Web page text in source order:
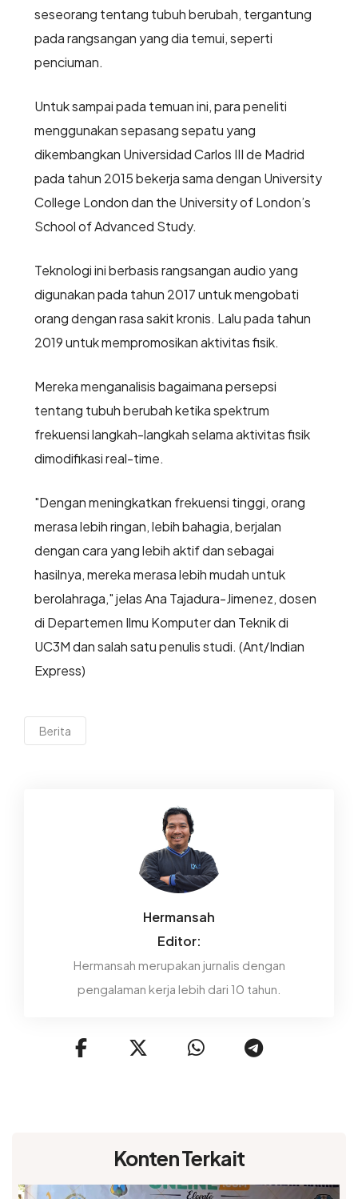
seseorang tentang tubuh berubah, tergantung
pada rangsangan yang dia temui, seperti
penciuman.
Untuk sampai pada temuan ini, para peneliti
menggunakan sepasang sepatu yang
dikembangkan Universidad Carlos III de Madrid
pada tahun 2015 bekerja sama dengan University
College London dan the University of London’s
School of Advanced Study.
Teknologi ini berbasis rangsangan audio yang
digunakan pada tahun 2017 untuk mengobati
orang dengan rasa sakit kronis. Lalu pada tahun
2019 untuk mempromosikan aktivitas fisik.
Mereka menganalisis bagaimana persepsi
tentang tubuh berubah ketika spektrum
frekuensi langkah-langkah selama aktivitas fisik
dimodifikasi real-time.
"Dengan meningkatkan frekuensi tinggi, orang
merasa lebih ringan, lebih bahagia, berjalan
dengan cara yang lebih aktif dan sebagai
hasilnya, mereka merasa lebih mudah untuk
berolahraga," jelas Ana Tajadura-Jimenez, dosen
di Departemen Ilmu Komputer dan Teknik di
UC3M dan salah satu penulis studi. (Ant/Indian
Express)
Berita
Hermansah
Editor:
Hermansah merupakan jurnalis dengan
pengalaman kerja lebih dari 10 tahun.
Konten Terkait